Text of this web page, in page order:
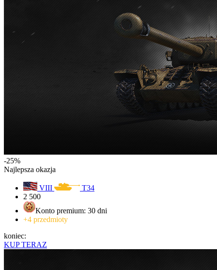
-25%
Najlepsza okazja
VIII
T34
2 500
Konto premium: 30 dni
+4 przedmioty
koniec:
KUP TERAZ